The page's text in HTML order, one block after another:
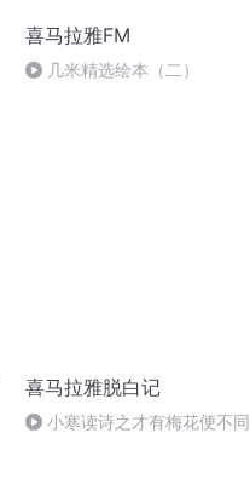
喜马拉雅FM
几米精选绘本（二）
喜马拉雅脱白记
小寒读诗之才有梅花便不同